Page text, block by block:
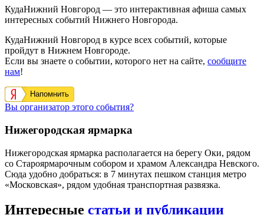
КудаНижний Новгород — это интерактивная афиша самых
интересных событий Нижнего Новгорода.
КудаНижний Новгород в курсе всех событий, которые
пройдут в Нижнем Новгороде.
Если вы знаете о событии, которого нет на сайте, сообщите
нам!
Напомнить
Вы организатор этого события?
Нижегородская ярмарка
Нижегородская ярмарка располагается на берегу Оки, рядом
со Староярмарочным собором и храмом Александра Невского.
Сюда удобно добраться: в 7 минутах пешком станция метро
«Московская», рядом удобная транспортная развязка.
Интересные статьи и публикации